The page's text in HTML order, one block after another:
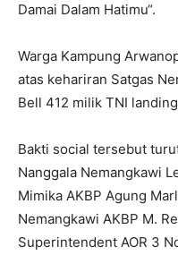
Damai Dalam Hatimu“.
Warga Kampung
atas kehariran Satgas
Bell 412 milik TNI
Bakti social tersebut
Nanggala Nemangkawi
Mimika AKBP Agung
Nemangkawi AKBP M.
Superintendent AOR 3